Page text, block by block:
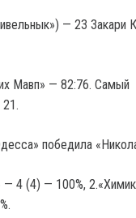
— 23 Закари
Мавп» — 82:76. Самый
победила
— 4 (4) — 100%,